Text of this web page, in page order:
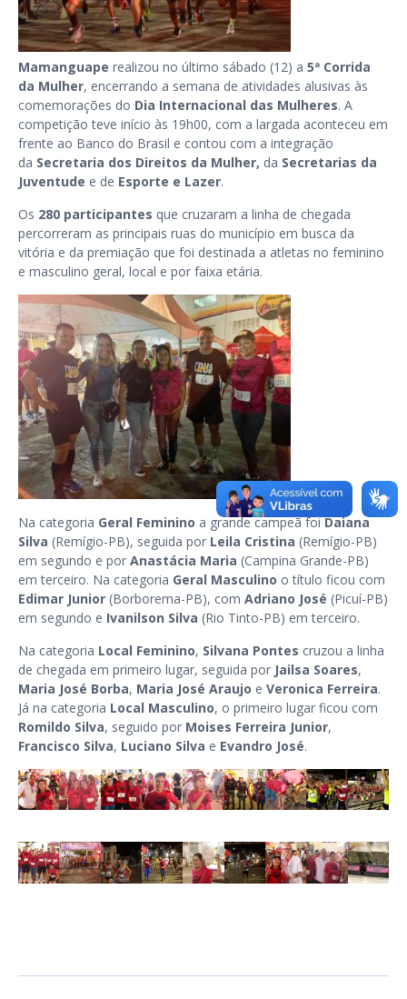
Mamanguape realizou no último sábado (12) a 5ª Corrida
da Mulher, encerrando a semana de atividades alusivas às
comemorações do Dia Internacional das Mulheres. A
competição teve início às 19h00, com a largada aconteceu em
frente ao Banco do Brasil e contou com a integração
da Secretaria dos Direitos da Mulher, da Secretarias da
Juventude e de Esporte e Lazer.
Os 280 participantes que cruzaram a linha de chegada
percorreram as principais ruas do município em busca da
vitória e da premiação que foi destinada a atletas no feminino
e masculino geral, local e por faixa etária.
Na categoria Geral Feminino a grande campeã foiDaiana
Silva (Remígio-PB), seguida por Leila Cristina (Remígio-PB)
em segundo e por Anastácia Maria (Campina Grande-PB)
em terceiro. Na categoria Geral Masculino o título ficou com
Edimar Junior (Borborema-PB), com Adriano José (Picuí-PB)
em segundo e Ivanilson Silva (Rio Tinto-PB) em terceiro.
Na categoria Local Feminino, Silvana Pontes cruzou a linha
de chegada em primeiro lugar, seguida por Jailsa Soares,
Maria José Borba, Maria José Araujo e Veronica Ferreira.
Já na categoria Local Masculino, o primeiro lugar ficou com
Romildo Silva, seguido por Moises Ferreira Junior,
Francisco Silva, Luciano Silva e Evandro José.